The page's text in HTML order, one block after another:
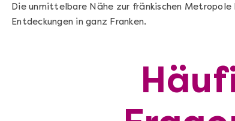
Die unmittelbare Nähe zur fränkischen Metropole
Entdeckungen in ganz Franken.